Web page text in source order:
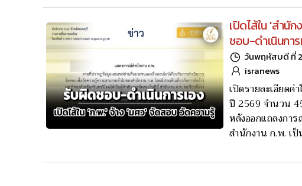
เปิดไส้ใน 'สำนั
ชอบ-ดำเนินการ
วันพฤหัสบดี ที่
isranews
เปิดรายละเอียดค่
ปี 2569 จำนวน
หลังออกแถลงกา
สำนักงาน ก.พ. เ